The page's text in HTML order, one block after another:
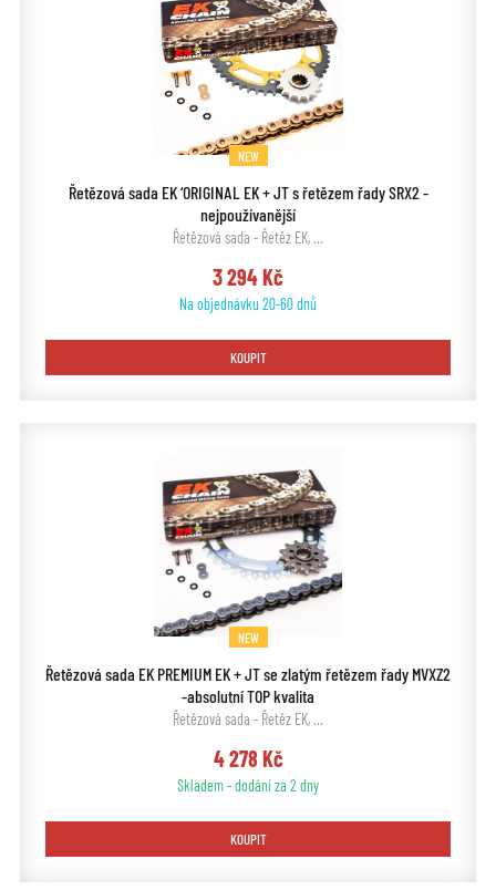
Řetězová sada EK ‘ORIGINAL EK + JT s řetězem řady SRX2 -
nejpoužívanější
Řetězová sada - Řetěz EK, …
NEW
3 294 Kč
Na objednávku 20-60 dnů
KOUPIT
Řetězová sada EK PREMIUM EK + JT se zlatým řetězem řady MVXZ2
-absolutní TOP kvalita
Řetězová sada - Řetěz EK, …
NEW
4 278 Kč
Skladem - dodání za 2 dny
KOUPIT